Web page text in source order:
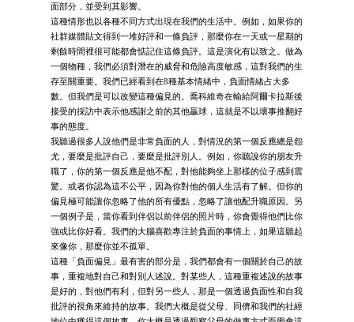
面部分，並受到其影響。
這種情形也以各種不同方式出現在我們的生活中。例如，如果你的
社群媒體貼文得到一堆好評和一條負評，那麼你在一天或一星期的
剩餘時間裡很可能都會惦記住這條負評。這是演化有以致之。做為
一個物種，我們必須對潛在的威脅和危險高度敏感，這對我們的生
存至關重要。我們已經看到在8種基本情緒中，負面情緒占大多
數。但我們是可以改變這種偏見的。喬科維奇在輸給阿爾卡拉斯後
接受的採訪中表示他感謝之前的其他贏球，這就是不以壞事推翻好
事的態度。
我聽過很多人說他們是非常負面的人，對情況的第一個反應總是怨
尤，要麼是批評自己，要麼是批評別人。例如，你聽說你的朋友升
職了，你的第一個反應是他不配，對他能夠坐上那樣的位子感到震
驚。或者你認為這不公平，因為你對他的個人生活有了解。但你的
偏見極可能讓你忽略了他的所有優點，忽略了讓他配升職原因。另
一個例子是，當你看到伴侶以前伴侶的照片時，你會覺得他們比你
強或比你好看。我們的大腦喜歡專注於負面的事情上，如果這聽起
來像你，那麼你並不孤單。
這種「負面偏見」最有害的部分是，我們都會有一個關於自己的故
事，重複地對自己和對別人述說。對某些人，這種重複述說的故事
是好的，對他們有利，但對另一些人，那是一個透過負面性和自我
批評的視角來維持的故事。我們大概是從父母、同儕和我們的社經